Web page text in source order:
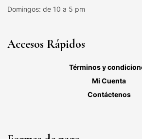
Domingos: de 10 a 5 pm
Accesos Rápidos
Términos y
Mi Cuenta
Contáctenos